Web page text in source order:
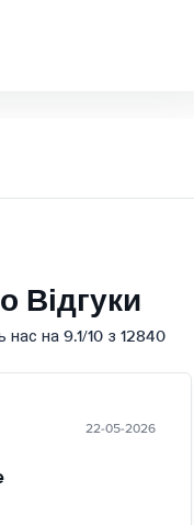
Відгуки
нас на 9.1/10 з 12840
22-05-2026